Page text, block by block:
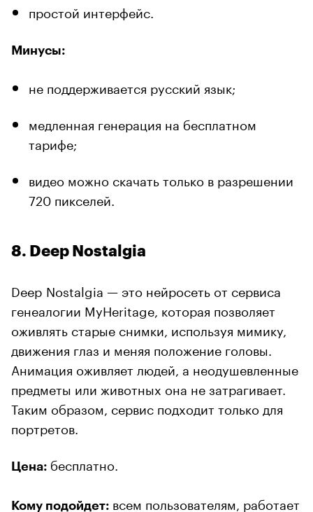
простой интерфейс.
Минусы:
не поддерживается русский язык;
медленная генерация на бесплатном
тарифе;
видео можно скачать только в разрешении
720 пикселей.
8. Deep Nostalgia
Deep Nostalgia — это нейросеть от сервиса
генеалогии MyHeritage, которая позволяет
оживлять старые снимки, используя мимику,
движения глаз и меняя положение головы.
Анимация оживляет людей, а неодушевленные
предметы или животных она не затрагивает.
Таким образом, сервис подходит только для
портретов.
Цена: бесплатно.
Кому подойдет: всем пользователям, работает